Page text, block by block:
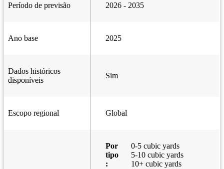
Período de previsão 2026 - 2035
Ano base 2025
Dados históricos
disponíveis
Sim
Escopo regional Global
Por
tipo
:
0-5 cubic yards
5-10 cubic yards
10+ cubic yards